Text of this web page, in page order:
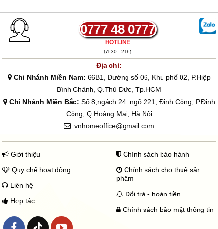
0777 48 0777
HOTLINE
(7h30 - 21h)
Địa chỉ:
Chi Nhánh Miền Nam: 66B1, Đường số 06, Khu phố 02, P.Hiệp
Bình Chánh, Q.Thủ Đức, Tp.HCM
Chi Nhánh Miền Bắc: Số 8,ngách 24, ngõ 221, Định Công, P.Định
Công, Q.Hoàng Mai, Hà Nội
vnhomeoffice@gmail.com
Giới thiệu
Quy chế hoạt động
Liên hệ
Hợp tác
Chính sách bảo hành
Chính sách cho thuê sản
phẩm
Đổi trả - hoàn tiền
Chính sách bảo mật thông tin